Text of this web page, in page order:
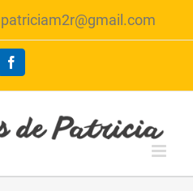
patriciam2r@gmail.com
Facebook